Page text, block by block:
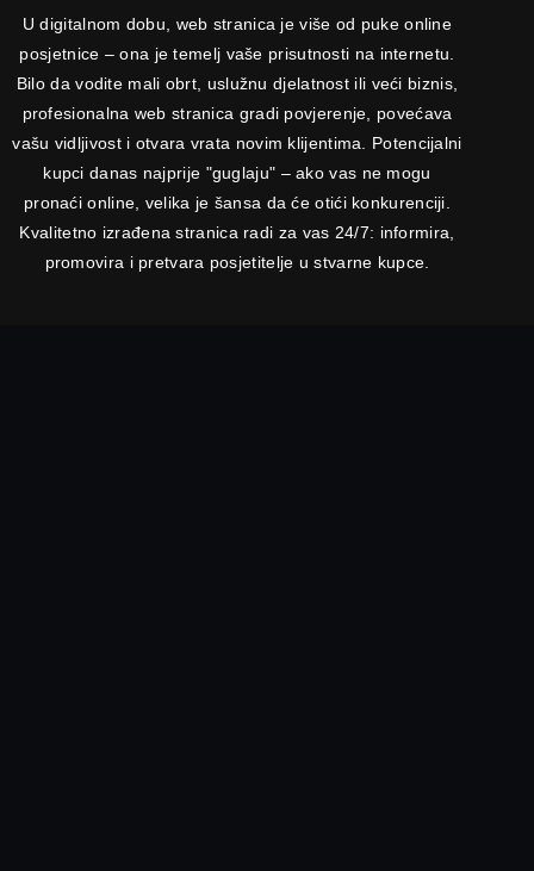
U digitalnom dobu, web stranica je više od puke online
posjetnice – ona je temelj vaše prisutnosti na internetu.
Bilo da vodite mali obrt, uslužnu djelatnost ili veći biznis,
profesionalna web stranica gradi povjerenje, povećava
vašu vidljivost i otvara vrata novim klijentima. Potencijalni
kupci danas najprije "guglaju" – ako vas ne mogu
pronaći online, velika je šansa da će otići konkurenciji.
Kvalitetno izrađena stranica radi za vas 24/7: informira,
promovira i pretvara posjetitelje u stvarne kupce.